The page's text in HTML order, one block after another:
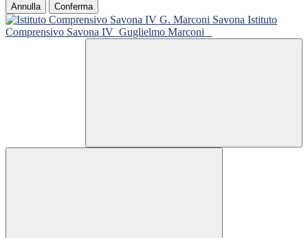
Annulla Conferma
Istituto
Comprensivo Savona IV Guglielmo Marconi